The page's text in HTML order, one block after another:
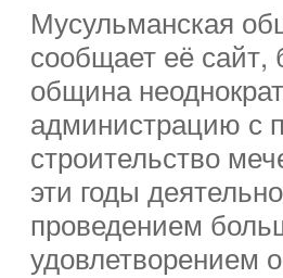
Мусульманская
сообщает её сайт,
община
администрацию с
строительство
эти годы
проведением
удовлетворением